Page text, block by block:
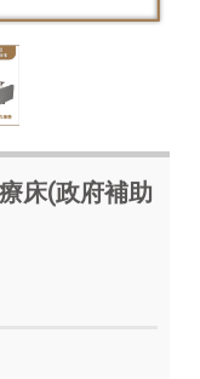
床(政府補助